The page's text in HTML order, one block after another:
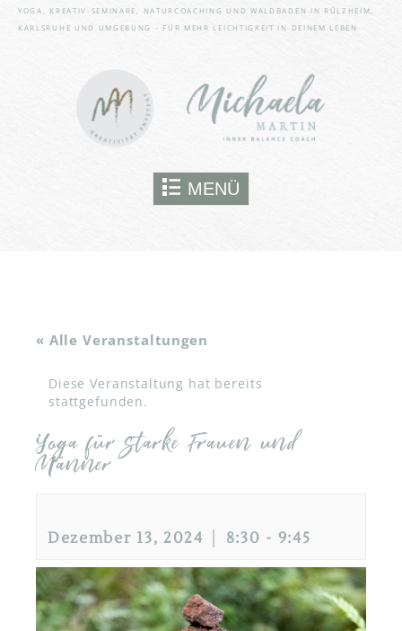
YOGA, KREATIV-SEMINARE, NATURCOACHING UND WALDBADEN IN RÜLZHEIM,
KARLSRUHE UND UMGEBUNG - FÜR MEHR LEICHTIGKEIT IN DEINEM LEBEN
MENÜ
Skip to content
« Alle Veranstaltungen
Diese Veranstaltung hat bereits
stattgefunden.
Yoga für starke Frauen und
Männer
Dezember 13, 2024 │ 8:30 - 9:45
bestimmte Funktionen der
Website wie den Zugriff auf
wesentliche Teile der Website
nicht genutzt werden.
Immer aktiv